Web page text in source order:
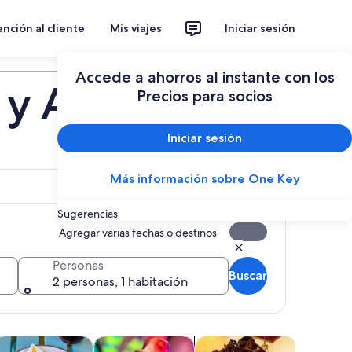
al cliente Mis viajes Iniciar sesión
Accede a ahorros al instante con los
Precios para socios
Iniciar sesión
Más información sobre One Key
Sugerencias
Actividades
Agregar varias fechas o destinos
Personas
2 personas, 1 habitación
Buscar
en una nueva pestaña
al aire libreSe abrirá en una nueva pestaña
bebidas y vida nocturnaSe abrirá en una nueva
Clases y talleresSe abrirá en una nueva
Vida silvestre y naturaleza